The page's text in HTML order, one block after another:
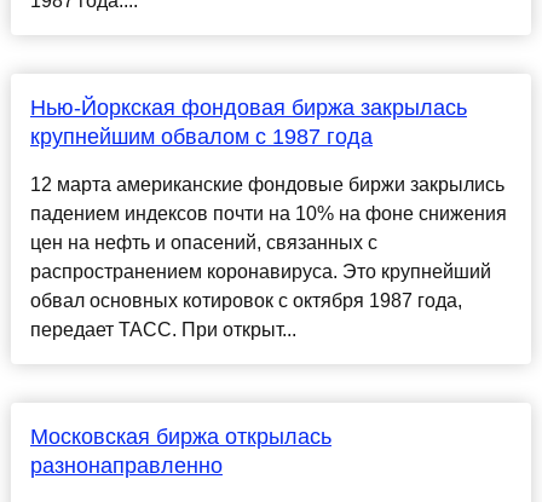
Нью-Йоркская фондовая биржа закрылась
крупнейшим обвалом с 1987 года
12 марта американские фондовые биржи закрылись
падением индексов почти на 10% на фоне снижения
цен на нефть и опасений, связанных с
распространением коронавируса. Это крупнейший
обвал основных котировок с октября 1987 года,
передает ТАСС. При открыт...
Московская биржа открылась
разнонаправленно